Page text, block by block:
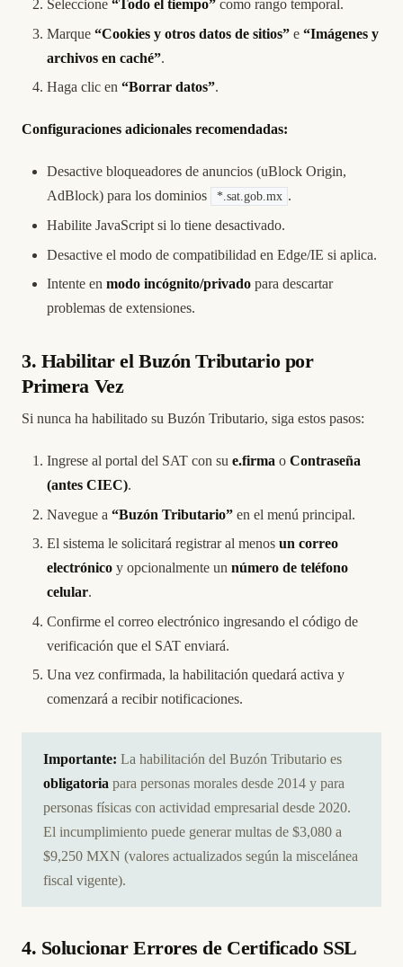
Seleccione “Todo el tiempo” como rango temporal.
Marque “Cookies y otros datos de sitios” e “Imágenes y
archivos en caché”.
Haga clic en “Borrar datos”.
Configuraciones adicionales recomendadas:
Desactive bloqueadores de anuncios (uBlock Origin,
AdBlock) para los dominios
*.sat.gob.mx .
Habilite JavaScript si lo tiene desactivado.
Desactive el modo de compatibilidad en Edge/IE si aplica.
Intente en modo incógnito/privado para descartar
problemas de extensiones.
3. Habilitar el Buzón Tributario por
Primera Vez
Si nunca ha habilitado su Buzón Tributario, siga estos pasos:
Ingrese al portal del SAT con su e.firma o Contraseña
(antes CIEC).
Navegue a “Buzón Tributario” en el menú principal.
El sistema le solicitará registrar al menos un correo
electrónico y opcionalmente un número de teléfono
celular.
Confirme el correo electrónico ingresando el código de
verificación que el SAT enviará.
Una vez confirmada, la habilitación quedará activa y
comenzará a recibir notificaciones.
Importante: La habilitación del Buzón Tributario es
obligatoria para personas morales desde 2014 y para
personas físicas con actividad empresarial desde 2020.
El incumplimiento puede generar multas de $3,080 a
$9,250 MXN (valores actualizados según la miscelánea
fiscal vigente).
4. Solucionar Errores de Certificado SSL